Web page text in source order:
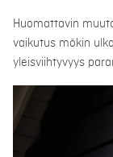
Huomattavin
vaikutus mökin
yleisviihtyvyys